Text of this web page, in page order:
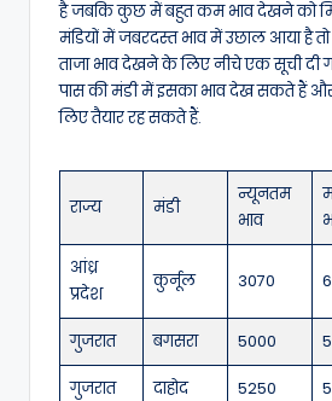
है जबकि कुछ में बहुत कम भाव देखने को
मंडियों में जबरदस्त भाव में उछाल आया है
ताजा भाव देखने के लिए नीचे एक सूची
पास की मंडी में इसका भाव देख सकते हैं
लिए तैयार रह सकते हैं.
राज्य मंडी
न्यूनतम
भाव
आंध्र
प्रदेश
कुर्नूल 3070
गुजरात बगसरा 5000
गुजरात दाहोद 5250